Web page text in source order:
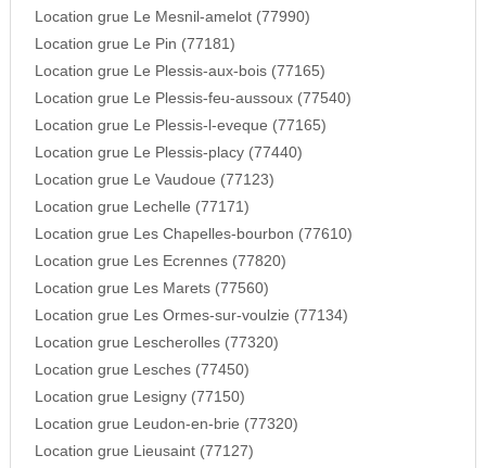
Location grue Le Mesnil-amelot (77990)
Location grue Le Pin (77181)
Location grue Le Plessis-aux-bois (77165)
Location grue Le Plessis-feu-aussoux (77540)
Location grue Le Plessis-l-eveque (77165)
Location grue Le Plessis-placy (77440)
Location grue Le Vaudoue (77123)
Location grue Lechelle (77171)
Location grue Les Chapelles-bourbon (77610)
Location grue Les Ecrennes (77820)
Location grue Les Marets (77560)
Location grue Les Ormes-sur-voulzie (77134)
Location grue Lescherolles (77320)
Location grue Lesches (77450)
Location grue Lesigny (77150)
Location grue Leudon-en-brie (77320)
Location grue Lieusaint (77127)